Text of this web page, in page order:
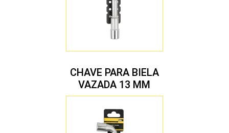
CHAVE PARA BIELA
VAZADA 13 MM